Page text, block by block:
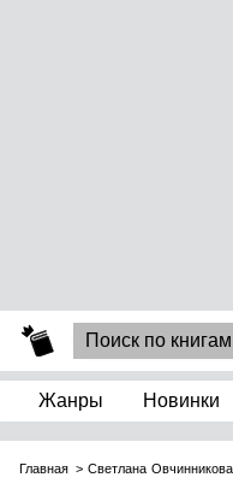
Жанры Новинки
Главная Светлана Овчинникова